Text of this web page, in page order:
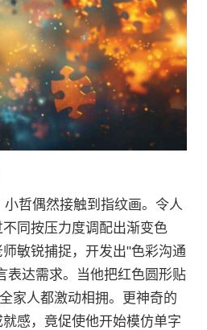
哲偶然接触到指纹画。令人
同按压力度调配出渐变色
敏锐捕捉，开发出"色彩沟通
达需求。当他把红色圆形贴
家人都激动相拥。更神奇的
感，竟促使他开始模仿单字